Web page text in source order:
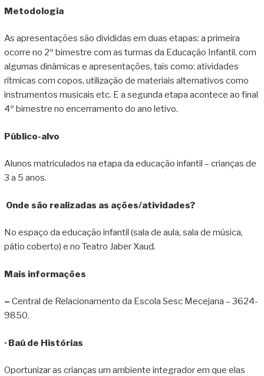
Metodologia
As apresentações são divididas em duas etapas: a primeira
ocorre no 2º bimestre com as turmas da Educação Infantil, com
algumas dinâmicas e apresentações, tais como: atividades
rítmicas com copos, utilização de materiais alternativos como
instrumentos musicais etc. E a segunda etapa acontece ao final
4º bimestre no encerramento do ano letivo.
Público-alvo
Alunos matriculados na etapa da educação infantil – crianças de
3 a 5 anos.
Onde são realizadas as ações/atividades?
No espaço da educação infantil (sala de aula, sala de música,
pátio coberto) e no Teatro Jaber Xaud.
Mais informações
– Central de Relacionamento da Escola Sesc Mecejana – 3624-
9850.
· Baú de Histórias
Oportunizar as crianças um ambiente integrador em que elas